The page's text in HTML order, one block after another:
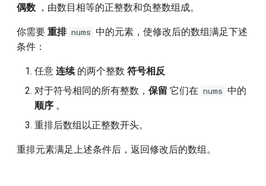
102.binary-tree-level-order-
traversal
binary-tree
108.convert-sorted-array-to-
110.balanced-binary-tree
偶数 ，由数目相等的正整数和负整数组成。
你需要 重排 nums 中的元素，使修改后的数组满足下述
条件：
任意 连续的两个整数 符号相反
对于符号相同的所有整数， 保留 它们在 nums 中的
顺序 。
重排后数组以正整数开头。
重排元素满足上述条件后，返回修改后的数组。